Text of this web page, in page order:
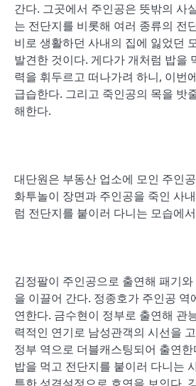
간다. 그곳에서 주인공은 뜻밖의 사
는 전단지를 비롯해 여러 종류의 전
비로 생활하던 사내의 집에 잃었던
발견한 것이다. 게다가 개처럼 밥을
력을 휘두르고 떠나가려 하니, 이번
급습한다. 그리고 죽인공의 목을 밧
해한다.
대단원은 부동산 업소에 모인 주인
화투놀이 장면과 주인공을 죽인 사
럼 전단지를 붙이러 다니는 모습에
김정팔이 주인공으로 출연해 패기
을 이끌어 간다. 정종호가 주인공 역
연한다. 금수현이 정부로 출연해 관
력적인 연기로 남성관객의 시선을
정부 역으로 더블캐스팅되어 출연
밥을 먹고 전단지를 붙이러 다니는